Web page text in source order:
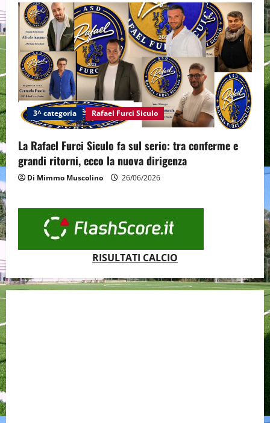
3^ categoria Rafael Furci Siculo
La Rafael Furci Siculo fa sul serio: tra conferme e
grandi ritorni, ecco la nuova dirigenza
Di Mimmo Muscolino 26/06/2026
RISULTATI CALCIO